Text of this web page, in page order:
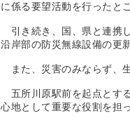
に係る要望活動を行ったと
引き続き、国、県と連携
沿岸部の防災無線設備の更
また、災害のみならず、
五所川原駅前を起点とす
心地として重要な役割を担